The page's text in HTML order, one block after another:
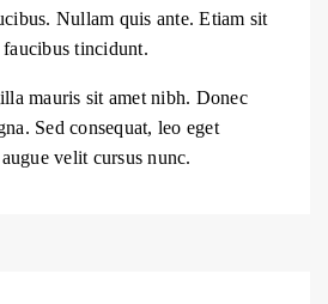
Nullam quis ante. Etiam sit
faucibus tincidunt.
mauris sit amet nibh. Donec
Sed consequat, leo eget
velit cursus nunc.